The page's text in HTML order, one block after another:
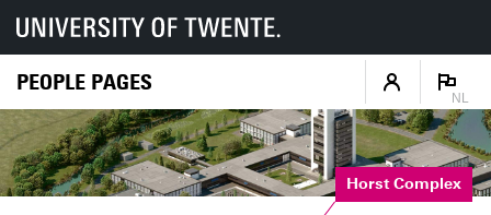
PEOPLE PAGES
NL
Horst Complex